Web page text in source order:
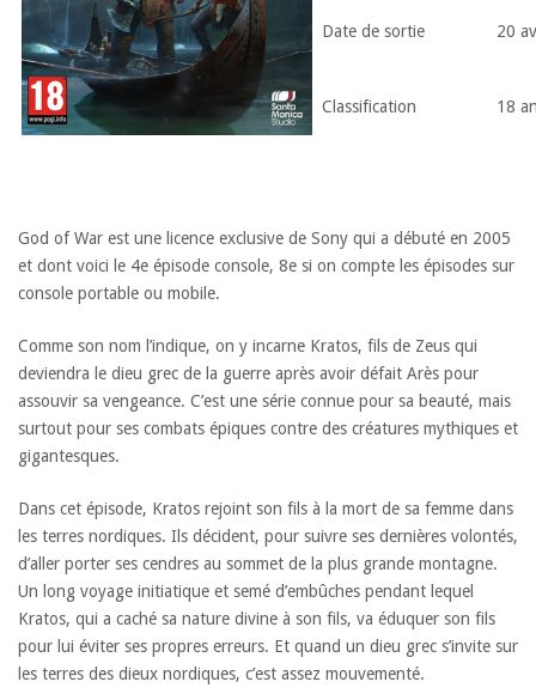
Date de sortie 20
Classification 18
God of War est une licence exclusive de Sony qui a débuté en 2005
et dont voici le 4e épisode console, 8e si on compte les épisodes sur
console portable ou mobile.
Comme son nom l’indique, on y incarne Kratos, fils de Zeus qui
deviendra le dieu grec de la guerre après avoir défait Arès pour
assouvir sa vengeance. C’est une série connue pour sa beauté, mais
surtout pour ses combats épiques contre des créatures mythiques et
gigantesques.
Dans cet épisode, Kratos rejoint son fils à la mort de sa femme dans
les terres nordiques. Ils décident, pour suivre ses dernières volontés,
d’aller porter ses cendres au sommet de la plus grande montagne.
Un long voyage initiatique et semé d’embûches pendant lequel
Kratos, qui a caché sa nature divine à son fils, va éduquer son fils
pour lui éviter ses propres erreurs. Et quand un dieu grec s’invite sur
les terres des dieux nordiques, c’est assez mouvementé.